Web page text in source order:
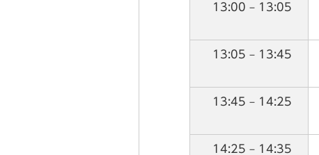
13:00 – 13:05
13:05 – 13:45
13:45 – 14:25
14:25 – 14:35